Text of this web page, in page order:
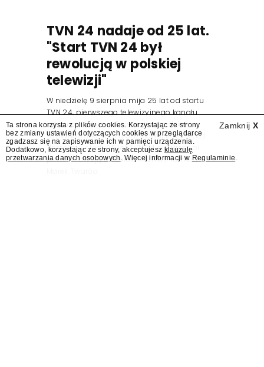
TVN 24 nadaje od 25 lat.
"Start TVN 24 był
rewolucją w polskiej
telewizji"
W niedzielę 9 sierpnia mija 25 lat od startu
TVN 24, pierwszego telewizyjnego kanału
informacyjnego w Polsce. Na ten dzień
zaplanowano finał urodzinowej trasy stacji
"Jesteśmy stąd". 25 lat TVN 24 dla Press.pl
podsumowują Jarosław Kuźniar, Tomasz Lis i
Zamknij X
Ta strona korzysta z plików cookies. Korzystając ze strony
bez zmiany ustawień dotyczących cookies w przeglądarce
zgadzasz się na zapisywanie ich w pamięci urządzenia.
Dodatkowo, korzystając ze strony, akceptujesz klauzulę
przetwarzania danych osobowych . Więcej informacji w Regulaminie.